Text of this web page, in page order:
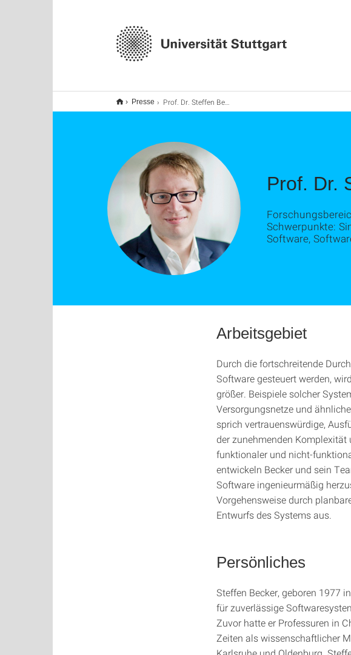
Presse Prof. Dr. Steffen Becker
Prof. Dr.
Schwerpunkte:
Software,
Arbeitsgebiet
Durch die fortschreitende
Software gesteuert werden,
größer. Beispiele solcher
Versorgungsnetze und
sprich vertrauenswürdige,
der zunehmenden Komplexität
funktionaler und nicht-
entwickeln Becker und sein
Software ingenieurmäßig
Vorgehensweise durch
Entwurfs des Systems aus.
Persönliches
Steffen Becker, geboren 1977
für zuverlässige
Zuvor hatte er Professuren in
Zeiten als wissenschaftlicher